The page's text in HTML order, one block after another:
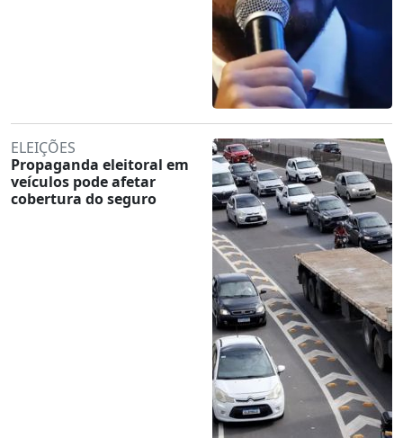
ELEIÇÕES
Propaganda eleitoral em
veículos pode afetar
cobertura do seguro